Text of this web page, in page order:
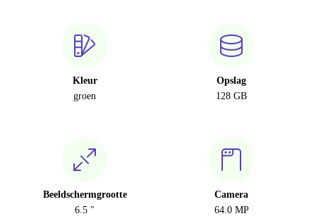
Kleur
groen
Opslag
128 GB
Beeldschermgrootte
6.5 "
Camera
64.0 MP